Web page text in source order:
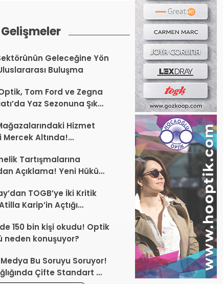
Geleceğine Yön
Buluşma
Tom Ford ve Zegna
Yaz Sezonuna Şık
Hizmet
Mercek Altında!
Tartışmalarına
Açıklama! Yeni Hüküm
TOGB’ye İki Kritik
Karip’in Açtığı
150 bin kişi okudu! Optik
neden konuşuyor?
Bu Soruyu Soruyor!
Çifte Standart mı